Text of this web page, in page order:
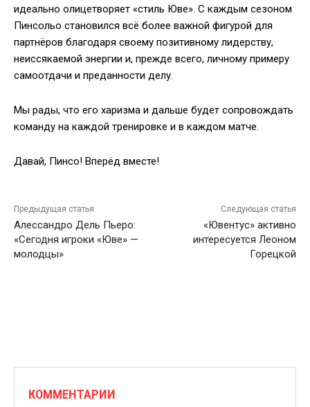
идеально олицетворяет «стиль Юве». С каждым сезоном
Пинсольо становился всё более важной фигурой для
партнёров благодаря своему позитивному лидерству,
неиссякаемой энергии и, прежде всего, личному примеру
самоотдачи и преданности делу.
Мы рады, что его харизма и дальше будет сопровождать
команду на каждой тренировке и в каждом матче.
Давай, Пинсо! Вперёд вместе!
Предыдущая статья
Алессандро Дель Пьеро:
«Сегодня игроки «Юве» —
молодцы»
Следующая статья
«Ювентус» активно
интересуется Леоном
Горецкой
КОММЕНТАРИИ